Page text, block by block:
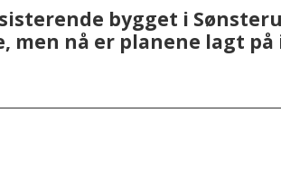
bygget i
men nå er planene lagt på